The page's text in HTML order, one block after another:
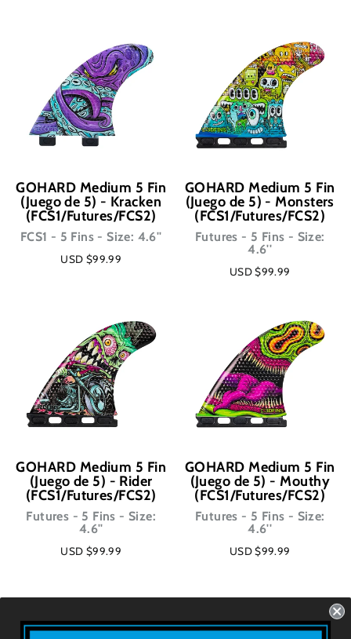
GOHARD Medium 5 Fin
(Juego de 5) - Kracken
(FCS1/Futures/FCS2)
FCS1 - 5 Fins - Size: 4.6''
USD $99.99
GOHARD Medium 5 Fin
(Juego de 5) - Monsters
(FCS1/Futures/FCS2)
Futures - 5 Fins - Size:
4.6''
USD $99.99
GOHARD Medium 5 Fin
(Juego de 5) - Rider
(FCS1/Futures/FCS2)
Futures - 5 Fins - Size:
4.6''
USD $99.99
GOHARD Medium 5 Fin
(Juego de 5) - Mouthy
(FCS1/Futures/FCS2)
Futures - 5 Fins - Size:
4.6''
USD $99.99